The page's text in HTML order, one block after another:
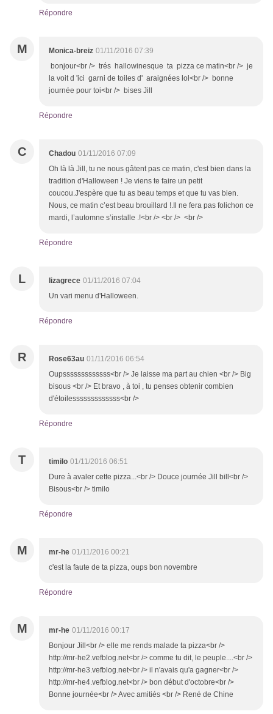
Répondre
M Monica-breiz 01/11/2016 07:39
bonjour<br /> trés hallowinesque ta pizza ce matin<br /> je
la voit d 'ici garni de toiles d' araignées lol<br /> bonne
journée pour toi<br /> bises Jill
Répondre
C Chadou 01/11/2016 07:09
Oh là là Jill, tu ne nous gâtent pas ce matin, c'est bien dans la
tradition d'Halloween ! Je viens te faire un petit
coucou.J'espère que tu as beau temps et que tu vas bien.
Nous, ce matin c’est beau brouillard !.Il ne fera pas folichon ce
mardi, l’automne s’installe .!<br /> <br /> <br />
Répondre
L lizagrece 01/11/2016 07:04
Un vari menu d'Halloween.
Répondre
R Rose63au 01/11/2016 06:54
Oupsssssssssssss<br /> Je laisse ma part au chien <br /> Big
bisous <br /> Et bravo , à toi , tu penses obtenir combien
d'étoilesssssssssssss<br />
Répondre
T timilo 01/11/2016 06:51
Dure à avaler cette pizza...<br /> Douce journée Jill bill<br />
Bisous<br /> timilo
Répondre
M mr-he 01/11/2016 00:21
c'est la faute de ta pizza, oups bon novembre
Répondre
M mr-he 01/11/2016 00:17
Bonjour Jill<br /> elle me rends malade ta pizza<br />
http://mr-he2.vefblog.net<br /> comme tu dit, le peuple....<br />
http://mr-he3.vefblog.net<br /> il n'avais qu'a gagner<br />
http://mr-he4.vefblog.net<br /> bon début d'octobre<br />
Bonne journée<br /> Avec amitiés <br /> René de Chine